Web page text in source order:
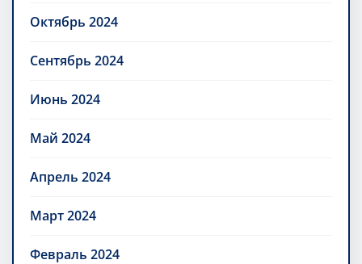
Октябрь 2024
Сентябрь 2024
Июнь 2024
Май 2024
Апрель 2024
Март 2024
Февраль 2024